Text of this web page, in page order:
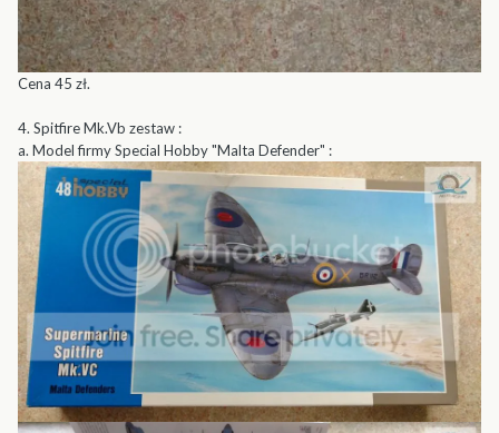
Cena 45 zł.
4. Spitfire Mk.Vb zestaw :
a. Model firmy Special Hobby "Malta Defender" :